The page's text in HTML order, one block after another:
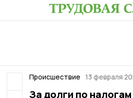
Происшествие 13 февраля
За долги по